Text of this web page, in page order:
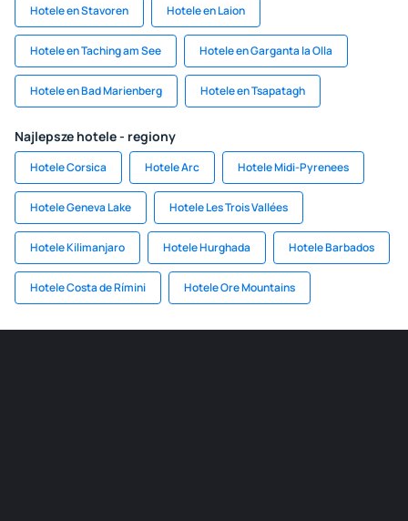
Hotele en Stavoren Hotele en Laion
Hotele en Taching am See Hotele en Garganta la Olla
Hotele en Bad Marienberg Hotele en Tsapatagh
Najlepsze hotele - regiony
Hotele Corsica Hotele Arc Hotele Midi-Pyrenees
Hotele Geneva Lake Hotele Les Trois Vallées
Hotele Kilimanjaro Hotele Hurghada Hotele Barbados
Hotele Costa de Rímini Hotele Ore Mountains